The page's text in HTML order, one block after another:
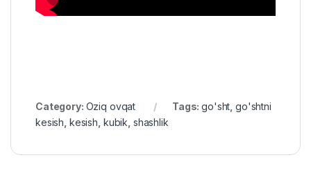
Category: Oziq ovqat Tags:go'sht ,go'shtni
kesish kesish kubik shashlik